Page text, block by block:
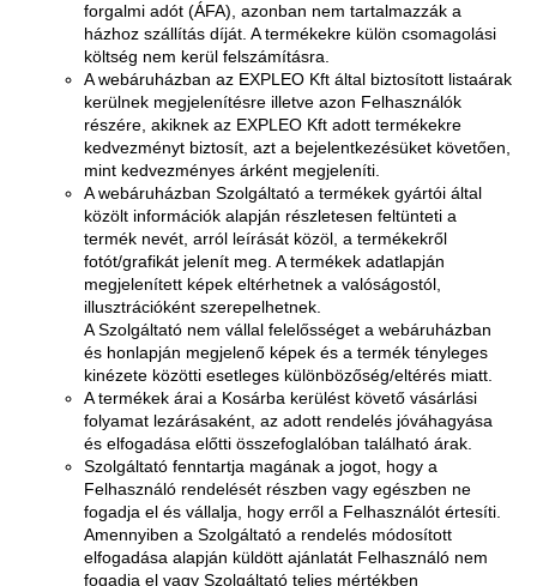
forgalmi adót (ÁFA), azonban nem tartalmazzák a
házhoz szállítás díját. A termékekre külön csomagolási
költség nem kerül felszámításra.
A webáruházban az EXPLEO Kft által biztosított listaárak
kerülnek megjelenítésre illetve azon Felhasználók
részére, akiknek az EXPLEO Kft adott termékekre
kedvezményt biztosít, azt a bejelentkezésüket követően,
mint kedvezményes árként megjeleníti.
A webáruházban Szolgáltató a termékek gyártói által
közölt információk alapján részletesen feltünteti a
termék nevét, arról leírását közöl, a termékekről
fotót/grafikát jelenít meg. A termékek adatlapján
megjelenített képek eltérhetnek a valóságostól,
illusztrációként szerepelhetnek.
A Szolgáltató nem vállal felelősséget a webáruházban
és honlapján megjelenő képek és a termék tényleges
kinézete közötti esetleges különbözőség/eltérés miatt.
A termékek árai a Kosárba kerülést követő vásárlási
folyamat lezárásaként, az adott rendelés jóváhagyása
és elfogadása előtti összefoglalóban található árak.
Szolgáltató fenntartja magának a jogot, hogy a
Felhasználó rendelését részben vagy egészben ne
fogadja el és vállalja, hogy erről a Felhasználót értesíti.
Amennyiben a Szolgáltató a rendelés módosított
elfogadása alapján küldött ajánlatát Felhasználó nem
fogadja el vagy Szolgáltató teljes mértékben